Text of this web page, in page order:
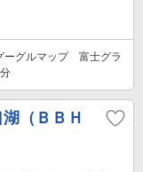
ーグルマップ 富士グラ
（ＢＢＨ